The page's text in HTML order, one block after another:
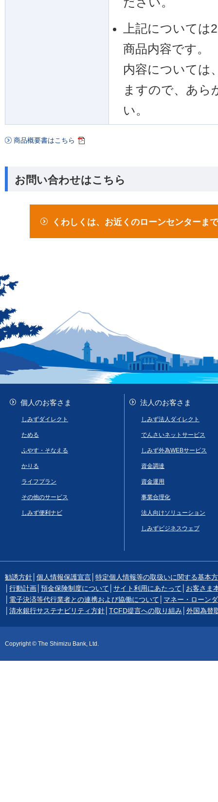
上記については
商品内容です。
内容については
ますので、あら
い。
商品概要書はこちら
お問い合わせはこちら
くわしくは、お近くのローンセンターま
個人のお客さま
しみずダイレクト
ためる
ふやす・そなえる
かりる
ライフプラン
その他のサービス
しみず便利ナビ
法人のお客さま
しみず法人ダイレクト
でんさいネットサービス
しみず外為WEBサービス
資金調達
資金運用
事業合理化
法人向けソリューション
しみずビジネスウェブ
勧誘方針 個人情報保護宣言 特定個人情報等の取扱いに関する基本
行動計画 預金保険制度について サイト利用にあたって
お客さま
電子決済等代行業者との連携および協働について
マネー・ローン
清水銀行サステナビリティ方針 TCFD提言への取り組み 外国為替
Copyright © The Shimizu Bank, Ltd.